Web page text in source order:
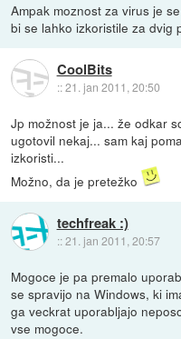
Ampak moznost za virus je
bi se lahko izkoristile za dvig
CoolBits
::21. jan 2011, 20:50
Jp možnost je ja... že odkar
ugotovil nekaj... sam kaj
izkoristi...
Možno, da je pretežko
techfreak :)
::21. jan 2011, 20:57
Mogoce je pa premalo
se spravijo na Windows, ki
ga veckrat uporabljajo
vse mogoce.